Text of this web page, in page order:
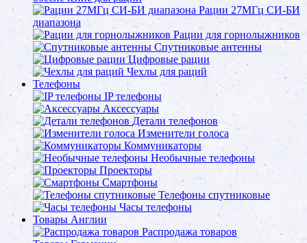
Рации 27МГц СИ-БИ
диапазона
Рации для горнолыжников
Спутниковые антенны
Цифровые рации
Чехлы для раций
Телефоны
IP телефоны
Аксессуары
Детали телефонов
Изменители голоса
Коммуникаторы
Необычные телефоны
Проекторы
Смартфоны
Телефоны спутниковые
Часы телефоны
Товары Англии
Распродажа товаров